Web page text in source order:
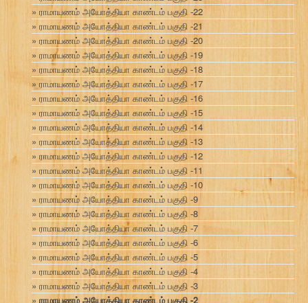
ராமாயணம் அயோத்தியா காண்டம் பகுதி -22
ராமாயணம் அயோத்தியா காண்டம் பகுதி -21
ராமாயணம் அயோத்தியா காண்டம் பகுதி -20
ராமாயணம் அயோத்தியா காண்டம் பகுதி -19
ராமாயணம் அயோத்தியா காண்டம் பகுதி -18
ராமாயணம் அயோத்தியா காண்டம் பகுதி -17
ராமாயணம் அயோத்தியா காண்டம் பகுதி -16
ராமாயணம் அயோத்தியா காண்டம் பகுதி -15
ராமாயணம் அயோத்தியா காண்டம் பகுதி -14
ராமாயணம் அயோத்தியா காண்டம் பகுதி -13
ராமாயணம் அயோத்தியா காண்டம் பகுதி -12
ராமாயணம் அயோத்தியா காண்டம் பகுதி -11
ராமாயணம் அயோத்தியா காண்டம் பகுதி -10
ராமாயணம் அயோத்தியா காண்டம் பகுதி -9
ராமாயணம் அயோத்தியா காண்டம் பகுதி -8
ராமாயணம் அயோத்தியா காண்டம் பகுதி -7
ராமாயணம் அயோத்தியா காண்டம் பகுதி -6
ராமாயணம் அயோத்தியா காண்டம் பகுதி -5
ராமாயணம் அயோத்தியா காண்டம் பகுதி -4
ராமாயணம் அயோத்தியா காண்டம் பகுதி -3
ராமாயணம் அயோத்தியா காண்டம் பகுதி -2